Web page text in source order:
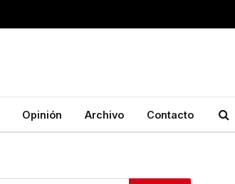
Opinión Archivo Contacto